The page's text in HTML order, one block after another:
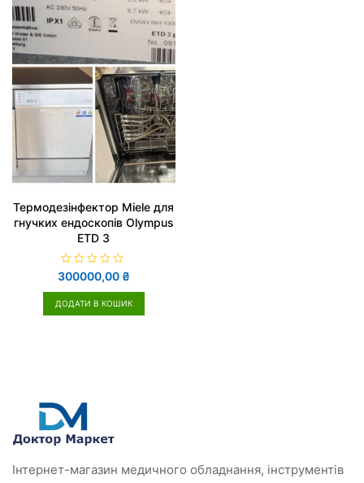
Термодезінфектор Miele для
гнучких ендоскопів Olympus
ETD 3
О
ц
і
н
300000,00 ₴
ДОДАТИ В КОШИК
Інтернет-магазин медичного обладнання, інструментів